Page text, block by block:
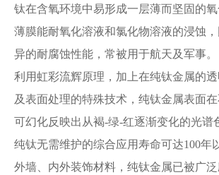
钛在含氧环境中易形成一层薄而坚固的
薄膜能耐氧化溶液和氯化物溶液的浸蚀
异的耐腐蚀性能，常被用于航天及军事。
利用虹彩流辉原理，加上在纯钛金属的
及表面处理的特殊技术，纯钛金属表面
可幻化反映出从褐-绿-红逐渐变化的光谱
纯钛无需维护的综合应用寿命可达100年
外墙、内外装饰材料，纯钛金属已被广